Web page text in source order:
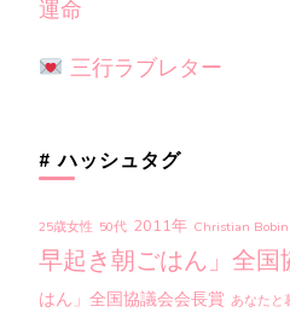
運命
三行ラブレター
# ハッシュタグ
25歳女性 50代 2011年 Christian Bobin
早起き朝ごはん」全国
はん」全国協議会会長賞 あなたと